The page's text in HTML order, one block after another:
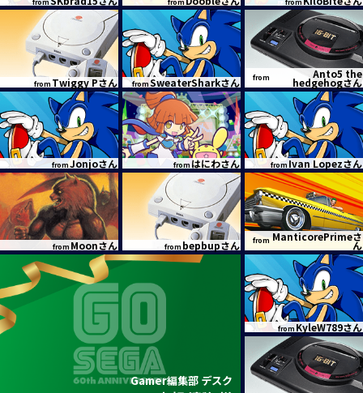
Gamer編集部 デスク
from from from
from Twiggy Pさん fromSweaterSharkさん from Anto5 the
hedgehogさん
fromJonjoさん from はにわさん from Ivan Lopezさん
from Moonさん from bepbupさん from ManticorePrimeさ
ん
from KyleW789さん